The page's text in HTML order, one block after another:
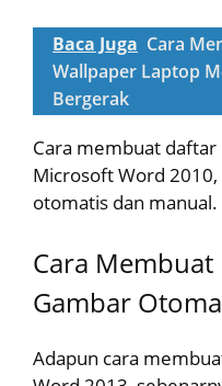
Baca Juga Cara
Wallpaper Laptop
Bergerak
Cara membuat daftar
Microsoft Word
otomatis dan manual.
Cara
Gambar
Adapun cara